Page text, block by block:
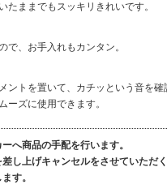
たままでもスッキリきれいです。
で、お手入れもカンタン。
トを置いて、カチッという音を確
ーズに使用できます。
へ商品の手配を行います。
し上げキャンセルをさせていただく
す。